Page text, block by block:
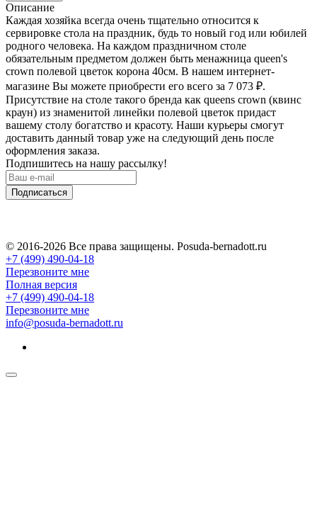
Описание
Каждая хозяйка всегда очень тщательно относится к
сервировке стола на праздник, будь то новый год или юбилей
родного человека. На каждом праздничном столе
обязательным предметом должен быть менажница queen's
crown полевой цветок корона 40см. В нашем интернет-
магазине Вы можете приобрести его всего за 7 073 ₽.
Присутствие на столе такого бренда как queens crown (квинс
краун) из знаменитой линейки полевой цветок придаст
вашему столу богатство и красоту. Наши курьеры смогут
доставить данный товар уже на следующий день после
оформления заказа.
Подпишитесь на нашу рассылку!
Подписаться
© 2016-2026 Все права защищены. Posuda-bernadott.ru
+7 (499) 490-04-18
Перезвоните мне
Полная версия
+7 (499) 490-04-18
Перезвоните мне
info@posuda-bernadott.ru